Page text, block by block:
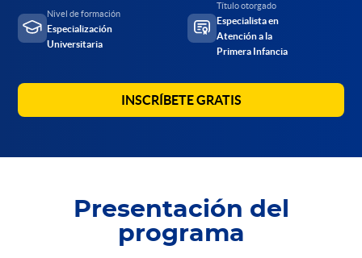
Nivel de formación
Especialización
Universitaria
Título otorgado
Especialista en
Atención a la
Primera Infancia
INSCRÍBETE GRATIS
Presentación del
programa